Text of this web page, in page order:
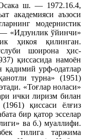
ш. — 1972.16.4,
академияси аъзоси
модернистик
— «Идзунлик ўйинчи»
ҳикоя қилинган.
шоирона ҳис-
қиссасида намоён
қадимий урф-одатлар
турна» (1951)
«Тоғлар ноласи»
ички лиризм билан
қиссаси ёлғиз
бир қатор эсселар
ва б.) муаллифи.
тилига таржима